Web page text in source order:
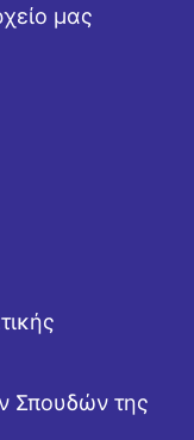
μας
Σπουδών της